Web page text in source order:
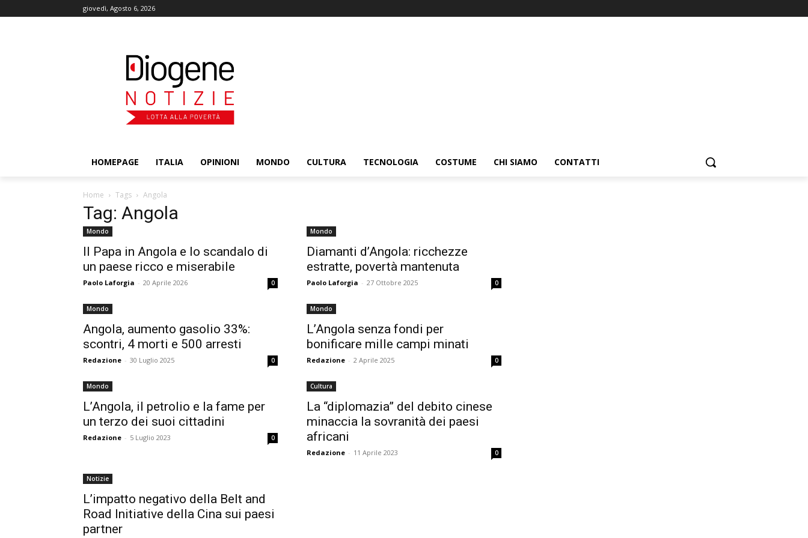
giovedì, Agosto 6, 2026
HOMEPAGE ITALIA OPINIONI MONDO CULTURA TECNOLOGIA COSTUME CHI SIAMO CONTATTI
Home Tags Angola
Tag: Angola
Mondo
Il Papa in Angola e lo scandalo di
un paese ricco e miserabile
Paolo Laforgia - 20 Aprile 2026 0
Mondo
Diamanti d’Angola: ricchezze
estratte, povertà mantenuta
Paolo Laforgia - 27 Ottobre 2025 0
Mondo
Angola, aumento gasolio 33%:
scontri, 4 morti e 500 arresti
Redazione - 30 Luglio 2025 0
Mondo
L’Angola senza fondi per
bonificare mille campi minati
Redazione - 2 Aprile 2025 0
Mondo
L’Angola, il petrolio e la fame per
un terzo dei suoi cittadini
Redazione - 5 Luglio 2023 0
Cultura
La “diplomazia” del debito cinese
minaccia la sovranità dei paesi
africani
Redazione - 11 Aprile 2023 0
Notizie
L’impatto negativo della Belt and
Road Initiative della Cina sui paesi
partner